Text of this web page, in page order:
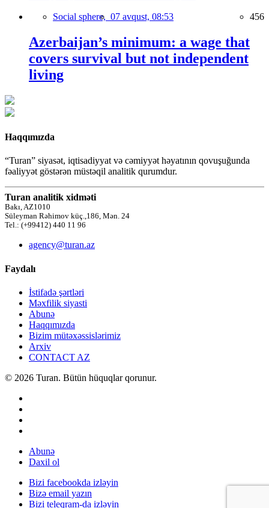
Social sphere, 07 avqust, 08:53 456
Azerbaijan’s minimum: a wage that
covers survival but not independent
living
Haqqımızda
“Turan” siyasət, iqtisadiyyat və cəmiyyət həyatının qovuşuğunda
fəaliyyət göstərən müstəqil analitik qurumdur.
Turan analitik xidməti
Bakı, AZ1010
Süleyman Rəhimov küç.,186, Mən. 24
Tel.: (+99412) 440 11 96
agency@turan.az
Faydalı
İstifadə şərtləri
Məxfilik siyasti
Abunə
Haqqımızda
Bizim mütəxəssislərimiz
Arxiv
CONTACT AZ
© 2026 Turan. Bütün hüquqlar qorunur.
Abunə
Daxil ol
Bizi facebookda izləyin
Bizə email yazın
Bizi teleqram-da izləyin